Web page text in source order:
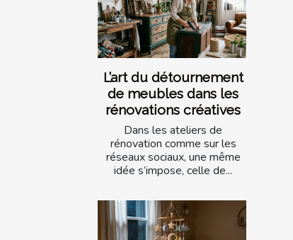
L’art du détournement
de meubles dans les
rénovations créatives
Dans les ateliers de
rénovation comme sur les
réseaux sociaux, une même
idée s’impose, celle de...